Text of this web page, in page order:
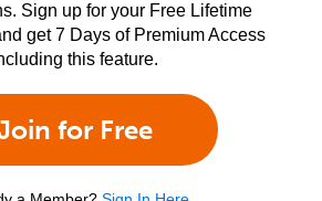
Sign up for your Free Lifetime
get 7 Days of Premium Access
this feature.
for Free